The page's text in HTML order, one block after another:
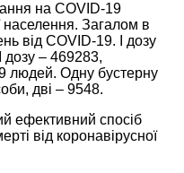
на COVID-19
населення. Загалом в
від COVID-19. І дозу
дозу – 469283,
людей. Одну бустерну
дві – 9548.
ефективний спосіб
від коронавірусної